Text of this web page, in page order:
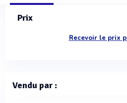
Prix
Recevoir le prix
Vendu par :